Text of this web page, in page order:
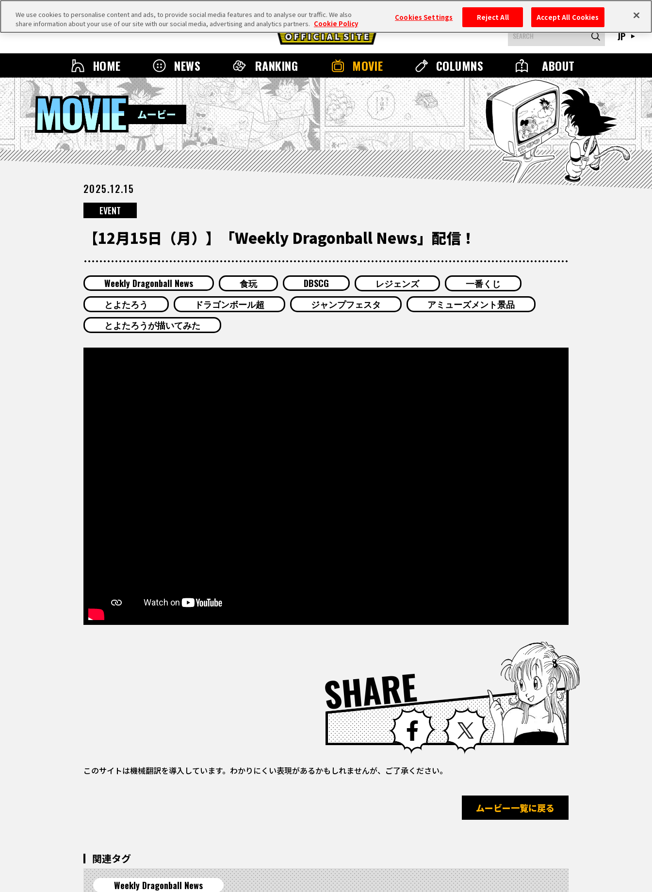
HOME NEWS RANKING MOVIE COLUMNS ABOUT
JP
MOVIE
ムービー
2025.12.15
EVENT
【12月15日（月）】「Weekly Dragonball News」配信！
Weekly Dragonball News 食玩 DBSCG レジェンズ
一番くじ
とよたろう
ドラゴンボール超 ジャンプフェスタ
アミューズメント景品
とよたろうが描いてみた
SHARE Facebook X
このサイトは機械翻訳を導入しています。わかりにくい表現があるかもしれませんが、ご了承ください。
ムービー一覧に戻る
関連タグ
Weekly Dragonball News
We use cookies to personalise content and ads, to provide social media features and to analyse our traffic. We also
share information about your use of our site with our social media, advertising and analytics partners. Cookie Policy
Cookies Settings Reject All Accept All Cookies